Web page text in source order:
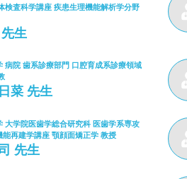
検査科学講座 疾患生理機能解析学分野
生
病院 歯系診療部門 口腔育成系診療領域
菜 先生
大学院医歯学総合研究科 医歯学系専攻
能再建学講座 顎顔面矯正学 教授
先生